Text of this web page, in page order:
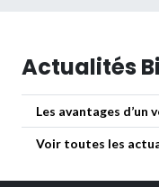
Actualités
Les avantages
Voir toutes les